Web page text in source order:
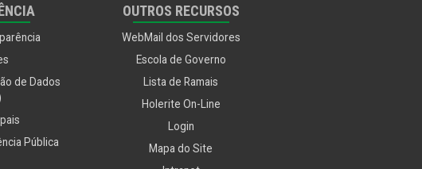
de Dados
Pública
OUTROS RECURSOS
WebMail dos Servidores
Escola de Governo
Lista de Ramais
Holerite On-Line
Login
Mapa do Site